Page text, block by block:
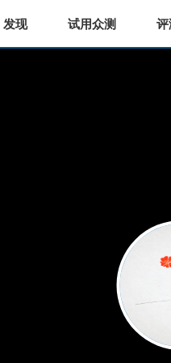
发现 试用众测 评